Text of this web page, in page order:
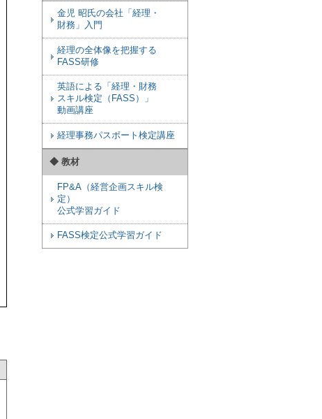
金児 昭氏の会社「経理・
財務」入門
経理の全体像を把握する
FASS研修
英語による「経理・財務
スキル検定（FASS）」
動画講座
経理事務パスポート検定講座
◆ 教材
FP&A（経営企画スキル検
定）
公式学習ガイド
FASS検定公式学習ガイド